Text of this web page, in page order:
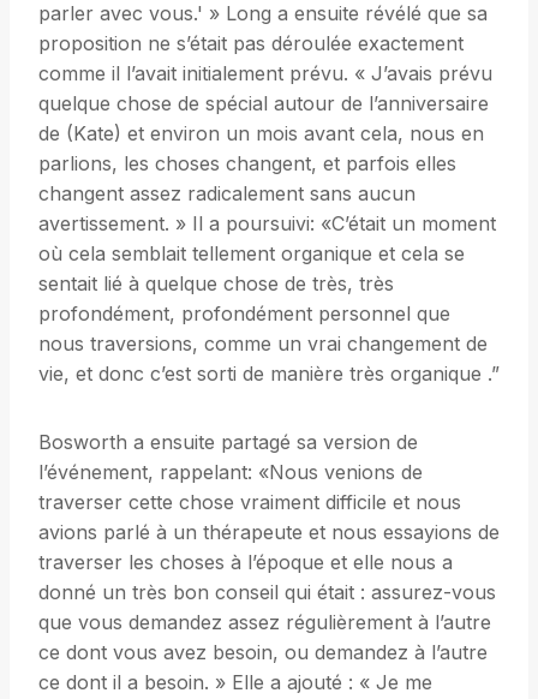
parler avec vous.' » Long a ensuite révélé que sa
proposition ne s’était pas déroulée exactement
comme il l’avait initialement prévu. « J’avais prévu
quelque chose de spécial autour de l’anniversaire
de (Kate) et environ un mois avant cela, nous en
parlions, les choses changent, et parfois elles
changent assez radicalement sans aucun
avertissement. » Il a poursuivi: «C’était un moment
où cela semblait tellement organique et cela se
sentait lié à quelque chose de très, très
profondément, profondément personnel que
nous traversions, comme un vrai changement de
vie, et donc c’est sorti de manière très organique .”
Bosworth a ensuite partagé sa version de
l’événement, rappelant: «Nous venions de
traverser cette chose vraiment difficile et nous
avions parlé à un thérapeute et nous essayions de
traverser les choses à l’époque et elle nous a
donné un très bon conseil qui était : assurez-vous
que vous demandez assez régulièrement à l’autre
ce dont vous avez besoin, ou demandez à l’autre
ce dont il a besoin. » Elle a ajouté : « Je me